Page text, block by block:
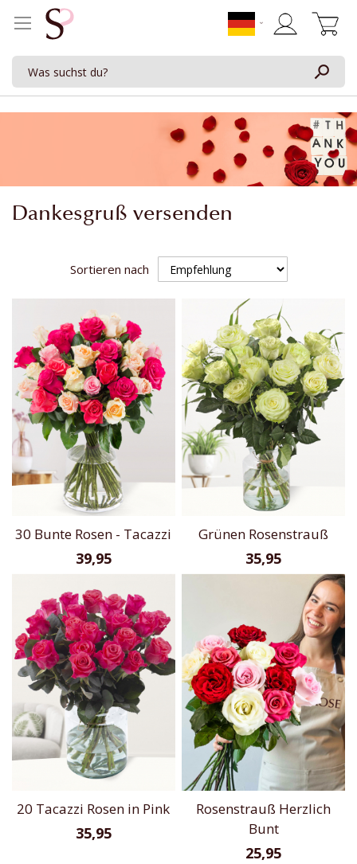
Dankesgruß versenden
Sortieren nach
30 Bunte Rosen - Tacazzi
39,95
Grünen Rosenstrauß
35,95
20 Tacazzi Rosen in Pink
35,95
Rosenstrauß Herzlich
Bunt
25,95